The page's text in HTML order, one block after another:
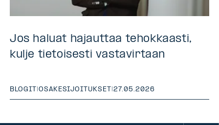
Jos haluat hajauttaa tehokkaasti,
kulje tietoisesti vastavirtaan
BLOGIT |OSAKESIJOITUKSET |27.05.2026